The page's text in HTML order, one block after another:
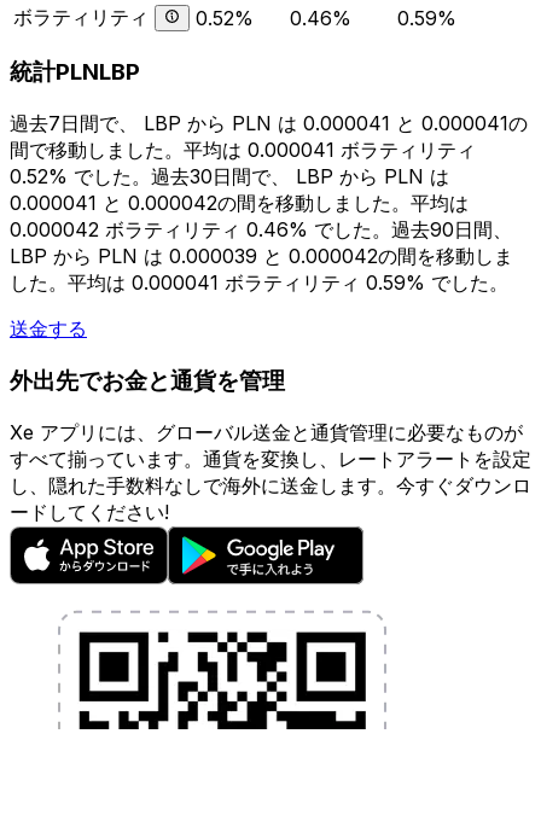
ボラティリティ
0.52% 0.46% 0.59%
統計PLNLBP
過去7日間で、 LBP から PLN は 0.000041 と 0.000041の
間で移動しました。平均は 0.000041 ボラティリティ
0.52% でした。過去30日間で、 LBP から PLN は
0.000041 と 0.000042の間を移動しました。平均は
0.000042 ボラティリティ 0.46% でした。過去90日間、
LBP から PLN は 0.000039 と 0.000042の間を移動しま
した。平均は 0.000041 ボラティリティ 0.59% でした。
送金する
外出先でお金と通貨を管理
Xe アプリには、グローバル送金と通貨管理に必要なものが
すべて揃っています。通貨を変換し、レートアラートを設定
し、隠れた手数料なしで海外に送金します。今すぐダウンロ
ードしてください!